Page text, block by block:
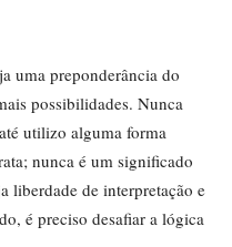
uma preponderância do
possibilidades. Nunca
utilizo alguma forma
nunca é um significado
liberdade de interpretação e
é preciso desafiar a lógica